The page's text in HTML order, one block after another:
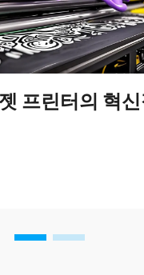
프린터의 혁